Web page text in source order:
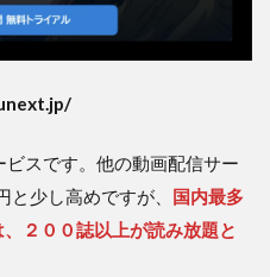
スです。他の動画配信サー
少し高めですが、 国内最多
２００誌以上が読み放題と